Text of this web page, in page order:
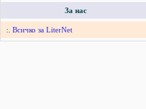
За нас
:. Всичко за LiterNet